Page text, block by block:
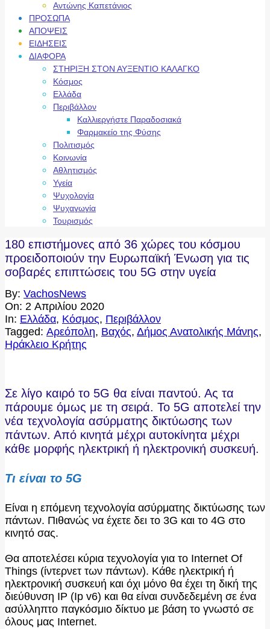
Αντώνης Καπετάνιος
ΠΡΟΣΩΠΑ
ΑΠΟΨΕΙΣ
ΕΙΔΗΣΕΙΣ
ΔΙΑΦΟΡΑ
ΣΤΗΡΙΞΗ ΣΤΟΝ ΑΥΞΕΝΤΙΟ ΚΑΛΑΓΚΟ
Κόσμος
Ελλάδα
Περιβάλλον
Καλλιεργήστε Παραδοσιακά
Φαρμακείο της Φύσης
Πολιτισμός
Κοινωνία
Αθλητισμός
Υγεία
Ψυχολογία
Ψυχαγωγία
Τουρισμός
180 επιστήμονες από 36 χώρες του κόσμου
προειδοποιούν την Ευρωπαϊκή Ένωση για τις
σοβαρές επιπτώσεις του 5G στην υγεία
By: VachosNews
On: 2 Απριλίου 2020
In: Ελλάδα, Κόσμος, Περιβάλλον
Tagged: Αρεόπολη, Βαχός, Δήμος Ανατολικής Μάνης,
Ηράκλειο Κρήτης
Σε λίγο καιρό το 5G θα είναι παντού. Ας τα
πάρουμε όμως με τη σειρά. Το 5G αποτελεί την
νέα τεχνολογία ασύρματης δικτύωσης των
πάντων. Από κινητά μέχρι αυτοκίνητα μέχρι
κάθε μορφής ηλεκτρική ή ηλεκτρονική συσκευή.
Τι είναι το 5G
Είναι η επόμενη τεχνολογία ασύρματης δικτύωσης των
πάντων. Πιθανώς να έχετε δει το 3G και το 4G στο
κινητό σας.
Θα αποτελέσει κύρια τεχνολογία για το Internet Of
Things (ίντερνετ των πάντων). Κάθε ηλεκτρική ή
ηλεκτρονική συσκευή και όχι μόνο θα έχει τη δική της
διεύθυνση IP (Ip v6) και θα είναι συνδεδεμένη σε ένα
ασύλληπτο παγκόσμιο δίκτυο με βάση το γνωστό σε
όλους μας Internet.